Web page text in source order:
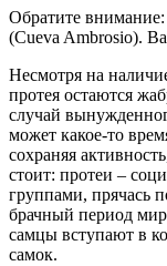
Обратите
(Cueva Ambrosio).
Несмотря на
протея остаются
случай
может какое-то
сохраняя
стоит: протеи –
группами, прячась
брачный период
самцы вступают в
самок.